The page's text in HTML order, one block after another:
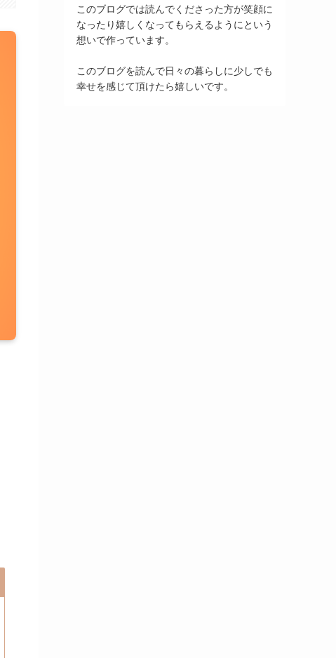
このブログでは読んでくださった方が笑顔に
なったり嬉しくなってもらえるようにという
想いで作っています。
このブログを読んで日々の暮らしに少しでも
幸せを感じて頂けたら嬉しいです。